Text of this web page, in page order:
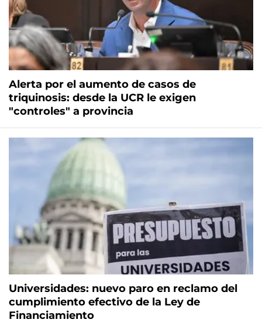
Alerta por el aumento de casos de
triquinosis: desde la UCR le exigen
"controles" a provincia
Universidades: nuevo paro en reclamo del
cumplimiento efectivo de la Ley de
Financiamiento